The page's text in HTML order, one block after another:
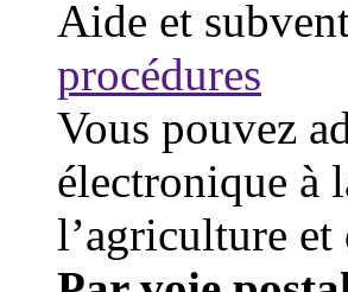
Aide et
procédures
Vous pouvez
électronique à
l’agriculture